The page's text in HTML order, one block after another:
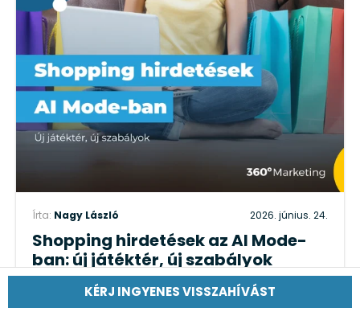
Írta: Nagy László 2026. június. 24.
Shopping hirdetések az AI Mode-
ban: új játéktér, új szabályok
Hirdetés kezelés
OLVASS TOVÁBB
KÉRJ INGYENES VISSZAHÍVÁST